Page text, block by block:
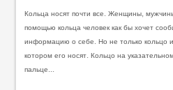
Кольца носят почти все. Женщины,
помощью кольца человек как бы хочет
информацию о себе. Но не только кольцо
котором его носят. Кольцо на
пальце...